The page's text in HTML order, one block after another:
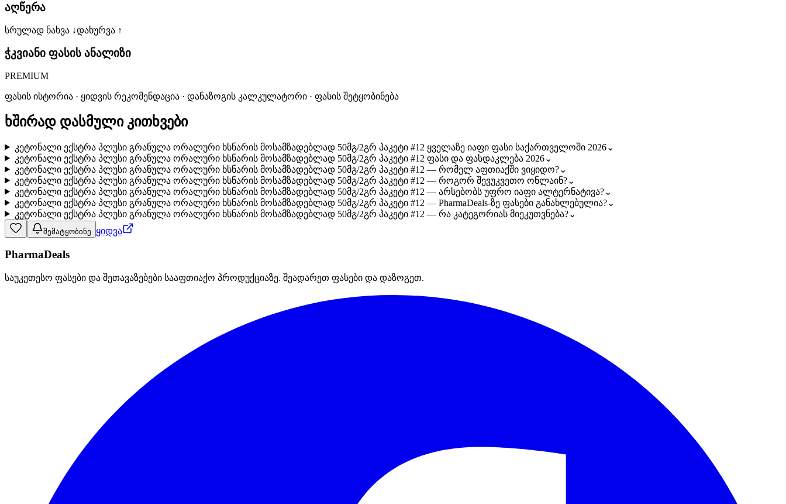
აღწერა
სრულად ნახვა ↓დახურვა ↑
ჭკვიანი ფასის ანალიზი
PREMIUM
ფასის ისტორია · ყიდვის რეკომენდაცია · დანაზოგის კალკულატორი · ფასის შეტყობინება
ხშირად დასმული კითხვები
კეტონალი ექსტრა პლუსი გრანულა ორალური ხსნარის მოსამზადებლად 50მგ/2გრ პაკეტი #12 ყველაზე იაფი ფასი საქართველოში 2026⌄
კეტონალი ექსტრა პლუსი გრანულა ორალური ხსნარის მოსამზადებლად 50მგ/2გრ პაკეტი #12 ფასი და ფასდაკლება 2026⌄
კეტონალი ექსტრა პლუსი გრანულა ორალური ხსნარის მოსამზადებლად 50მგ/2გრ პაკეტი #12 — რომელ აფთიაქში ვიყიდო?⌄
კეტონალი ექსტრა პლუსი გრანულა ორალური ხსნარის მოსამზადებლად 50მგ/2გრ პაკეტი #12 — როგორ შევუკვეთო ონლაინ?⌄
კეტონალი ექსტრა პლუსი გრანულა ორალური ხსნარის მოსამზადებლად 50მგ/2გრ პაკეტი #12 — არსებობს უფრო იაფი ალტერნატივა?⌄
კეტონალი ექსტრა პლუსი გრანულა ორალური ხსნარის მოსამზადებლად 50მგ/2გრ პაკეტი #12 — PharmaDeals-ზე ფასები განახლებულია?⌄
კეტონალი ექსტრა პლუსი გრანულა ორალური ხსნარის მოსამზადებლად 50მგ/2გრ პაკეტი #12 — რა კატეგორიას მიეკუთვნება?⌄
შემატყობინე ყიდვა
PharmaDeals
საუკეთესო ფასები და შეთავაზებები სააფთიაქო პროდუქციაზე. შეადარეთ ფასები და დაზოგეთ.